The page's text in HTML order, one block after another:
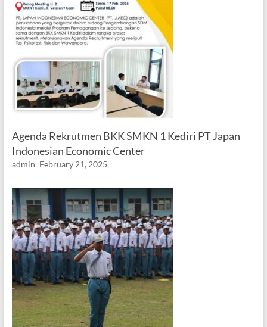
Agenda Rekrutmen BKK SMKN 1 Kediri PT Japan
Indonesian Economic Center
admin February 21, 2025